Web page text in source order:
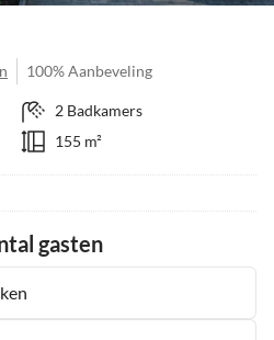
100% Aanbeveling
2 Badkamers
155 m²
gasten